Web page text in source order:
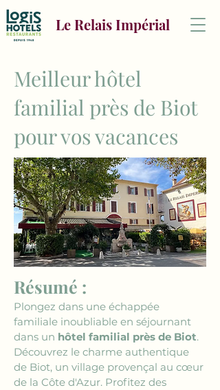
Le Relais Impérial
Meilleur hôtel
familial près de Biot
pour vos vacances
Résumé :
Plongez dans une échappée
familiale inoubliable en séjournant
dans un hôtel familial près de Biot.
Découvrez le charme authentique
de Biot, un village provençal au cœur
de la Côte d'Azur. Profitez des